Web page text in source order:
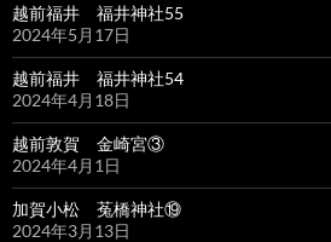
越前福井 福井神社55
2024年5月17日
越前福井 福井神社54
2024年4月18日
越前敦賀 金崎宮③
2024年4月1日
加賀小松 菟橋神社⑲
2024年3月13日